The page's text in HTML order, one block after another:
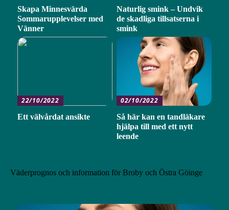
Skapa Minnesvärda
Sommarupplevelser med
Vänner
Naturlig smink – Undvik
de skadliga tillsatserna i
smink
22/10/2022
Ett välvårdat ansikte
02/10/2022
Så här kan en tandläkare
hjälpa till med ett nytt
leende
Väderprognos och information för Broby och Östra Göinge